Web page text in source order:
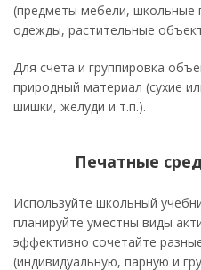
(предметы мебели, школьные
одежды, растительные
Для счета и группировка
природный материал (сухие
шишки, желуди и т.п.).
Печатные
Используйте школьный
планируйте уместны виды
эффективно сочетайте
(индивидуальную, парную и